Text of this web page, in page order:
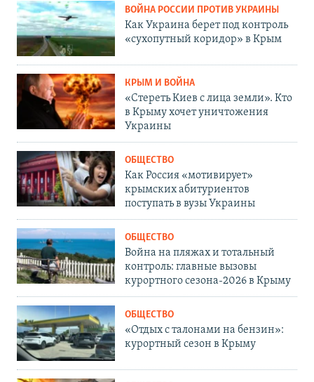
ВОЙНА РОССИИ ПРОТИВ УКРАИНЫ
Как Украина берет под контроль
«сухопутный коридор» в Крым
КРЫМ И ВОЙНА
«Стереть Киев с лица земли». Кто
в Крыму хочет уничтожения
Украины
ОБЩЕСТВО
Как Россия «мотивирует»
крымских абитуриентов
поступать в вузы Украины
ОБЩЕСТВО
Война на пляжах и тотальный
контроль: главные вызовы
курортного сезона-2026 в Крыму
ОБЩЕСТВО
«Отдых с талонами на бензин»:
курортный сезон в Крыму